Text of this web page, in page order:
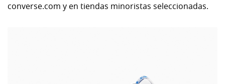
converse.com y en tiendas minoristas seleccionadas.